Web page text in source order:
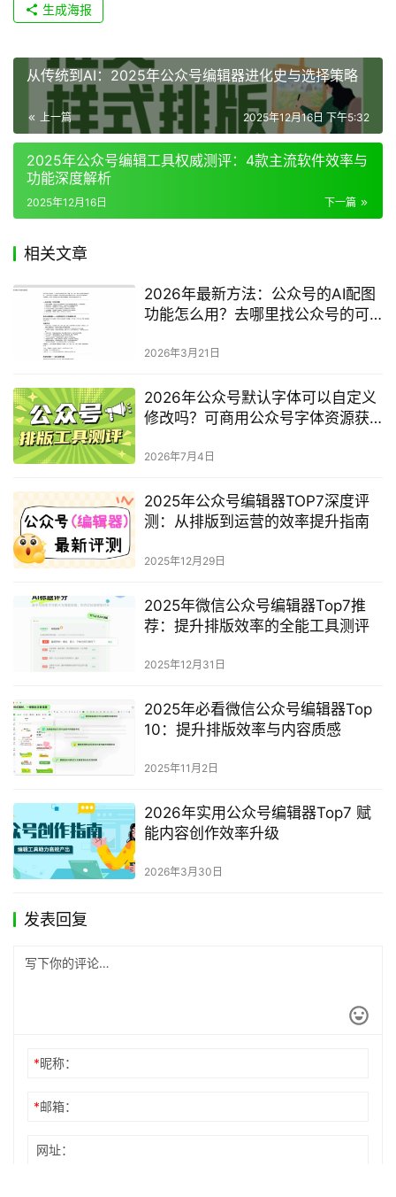
生成海报
从传统到AI：2025年公众号编辑器进化史与选择策略
上一篇 2025年12月16日 下午5:32
2025年公众号编辑工具权威测评：4款主流软件效率与
功能深度解析
下一篇
2025年12月16日
相关文章
2026年最新方法：公众号的AI配图
功能怎么用？去哪里找公众号的可
2026年3月21日
2026年公众号默认字体可以自定义
修改吗？可商用公众号字体资源获
2026年7月4日
2025年公众号编辑器TOP7深度评
测：从排版到运营的效率提升指南
2025年12月29日
2025年微信公众号编辑器Top7推
荐：提升排版效率的全能工具测评
2025年12月31日
2025年必看微信公众号编辑器Top
10：提升排版效率与内容质感
2025年11月2日
2026年实用公众号编辑器Top7 赋
能内容创作效率升级
2026年3月30日
发表回复
*昵称：
*邮箱：
网址：